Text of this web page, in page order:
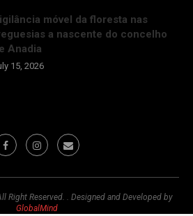
móvel da floresta nas
a nascente do concelho
Anadia
15, 2026
Right Reserved. . Designed and Developed by
GlobalMind